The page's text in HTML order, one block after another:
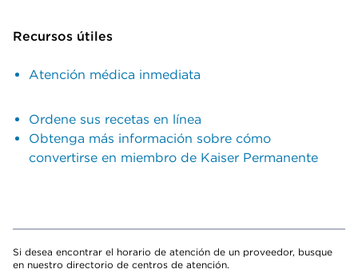
Recursos útiles
Atención médica inmediata
Ordene sus recetas en línea
Obtenga más información sobre cómo
convertirse en miembro de Kaiser Permanente
Si desea encontrar el horario de atención de un proveedor, busque
en nuestro directorio de centros de atención.